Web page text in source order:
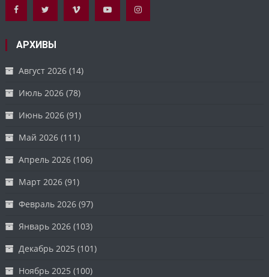
АРХИВЫ
Август 2026 (14)
Июль 2026 (78)
Июнь 2026 (91)
Май 2026 (111)
Апрель 2026 (106)
Март 2026 (91)
Февраль 2026 (97)
Январь 2026 (103)
Декабрь 2025 (101)
Ноябрь 2025 (100)